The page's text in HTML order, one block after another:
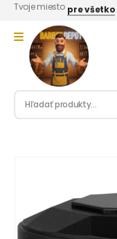
Tvoje miesto pre všetko